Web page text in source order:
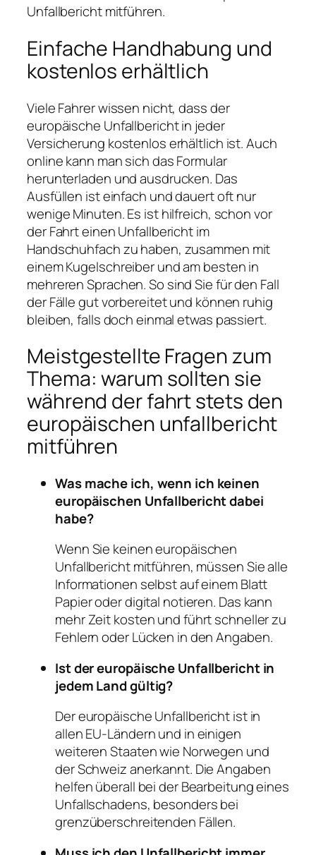
Unfallbericht mitführen.
Einfache Handhabung und
kostenlos erhältlich
Viele Fahrer wissen nicht, dass der
europäische Unfallbericht in jeder
Versicherung kostenlos erhältlich ist. Auch
online kann man sich das Formular
herunterladen und ausdrucken. Das
Ausfüllen ist einfach und dauert oft nur
wenige Minuten. Es ist hilfreich, schon vor
der Fahrt einen Unfallbericht im
Handschuhfach zu haben, zusammen mit
einem Kugelschreiber und am besten in
mehreren Sprachen. So sind Sie für den Fall
der Fälle gut vorbereitet und können ruhig
bleiben, falls doch einmal etwas passiert.
Meistgestellte Fragen zum
Thema: warum sollten sie
während der fahrt stets den
europäischen unfallbericht
mitführen
Was mache ich, wenn ich keinen
europäischen Unfallbericht dabei
habe?
Wenn Sie keinen europäischen
Unfallbericht mitführen, müssen Sie alle
Informationen selbst auf einem Blatt
Papier oder digital notieren. Das kann
mehr Zeit kosten und führt schneller zu
Fehlern oder Lücken in den Angaben.
Ist der europäische Unfallbericht in
jedem Land gültig?
Der europäische Unfallbericht ist in
allen EU-Ländern und in einigen
weiteren Staaten wie Norwegen und
der Schweiz anerkannt. Die Angaben
helfen überall bei der Bearbeitung eines
Unfallschadens, besonders bei
grenzüberschreitenden Fällen.